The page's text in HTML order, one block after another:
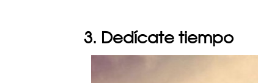
3. Dedícate tiempo